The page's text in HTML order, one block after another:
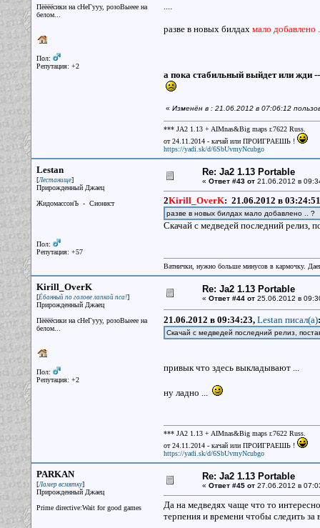
Пёёёёсики на сНеГууу, розоВыеее на
белом...
Пол:
Репутация: +2
....
разве в новых билдах мало добавлено
а пока стабильный выйдет или жди
« Изменён в : 21.06.2012 в 07:06:12
*** JA2 1.13 + AIMnas&Big maps r.7622 Russ.
от 24.11.2014 - качай или ПРОИГРАЕШЬ !
https://yadi.sk/d/6SbUvmyNcubgo
Lestan
[Лестанище]
Прирожденный Джаец
ЖидомассонЪ - Сионист
Пол:
Репутация: +57
Re: Ja2 1.13 Portable
« Ответ #43 от21.06.2012 в
2Kirill_OverK: 21.06.2012 в
разве в новых билдах мало добавлено ..
Скачай с медведей последний релиз,
Ватнички, нужно больше минусов в кармочку.
Kirill_OverK
[Ёбанный по голове лапкой пса!]
Прирожденный Джаец
Пёёёёсики на сНеГууу, розоВыеее на
белом...
Пол:
Репутация: +2
Re: Ja2 1.13 Portable
« Ответ #44 от25.06.2012 в
21.06.2012 в 09:34:23, Lestan писал(a):
Скачай с медведей последний релиз,
привык что здесь выкладывают ...
ну ладно ...
*** JA2 1.13 + AIMnas&Big maps r.7622 Russ.
от 24.11.2014 - качай или ПРОИГРАЕШЬ !
https://yadi.sk/d/6SbUvmyNcubgo
PARKAN
[Ламер всмятку]
Прирожденный Джаец
Prime directive:Wait for good games
Re: Ja2 1.13 Portable
« Ответ #45 от27.06.2012 в
Да на медведях чаще что то
терпения и времени чтобы следить за